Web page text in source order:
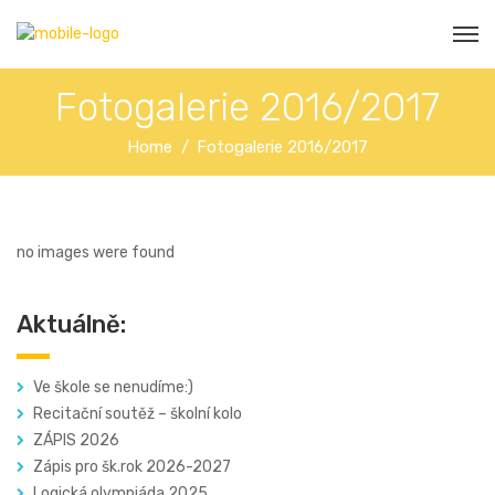
Fotogalerie 2016/2017
Home Fotogalerie 2016/2017
no images were found
Aktuálně:
Ve škole se nenudíme:)
Recitační soutěž – školní kolo
ZÁPIS 2026
Zápis pro šk.rok 2026-2027